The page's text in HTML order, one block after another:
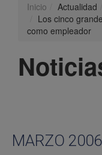
Inicio Actualidad
Los cinco
como empleador
MARZO 2006